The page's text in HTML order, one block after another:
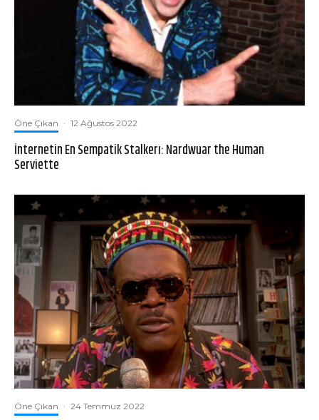
Öne Çıkan · 12 Ağustos 2022
İnternetin En Sempatik Stalkerı: Nardwuar the Human
Serviette
Öne Çıkan · 24 Temmuz 2022